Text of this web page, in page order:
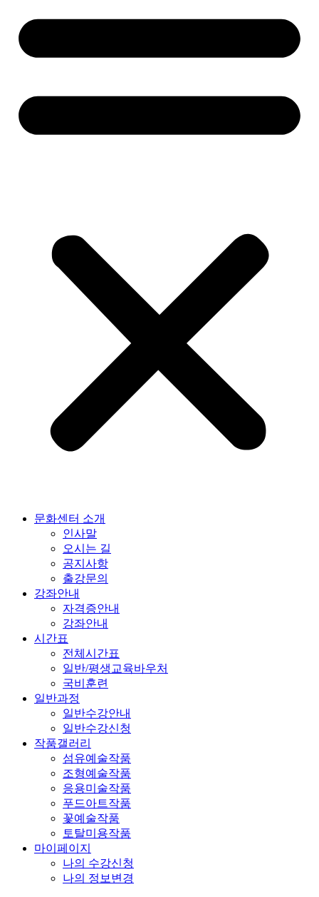
문화센터 소개
인사말
오시는 길
공지사항
출강문의
강좌안내
자격증안내
강좌안내
시간표
전체시간표
일반/평생교육바우처
국비훈련
일반과정
일반수강안내
일반수강신청
작품갤러리
섬유예술작품
조형예술작품
응용미술작품
푸드아트작품
꽃예술작품
토탈미용작품
마이페이지
나의 수강신청
나의 정보변경